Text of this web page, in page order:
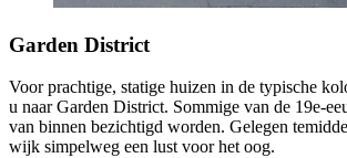
Garden District
Voor prachtige, statige huizen in de typische
u naar Garden District. Sommige van de 19e-
van binnen bezichtigd worden. Gelegen
wijk simpelweg een lust voor het oog.